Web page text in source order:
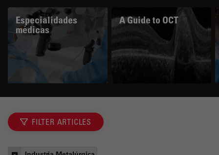
Especialidades
médicas
A Guide to OCT
FILTER ARTICLES